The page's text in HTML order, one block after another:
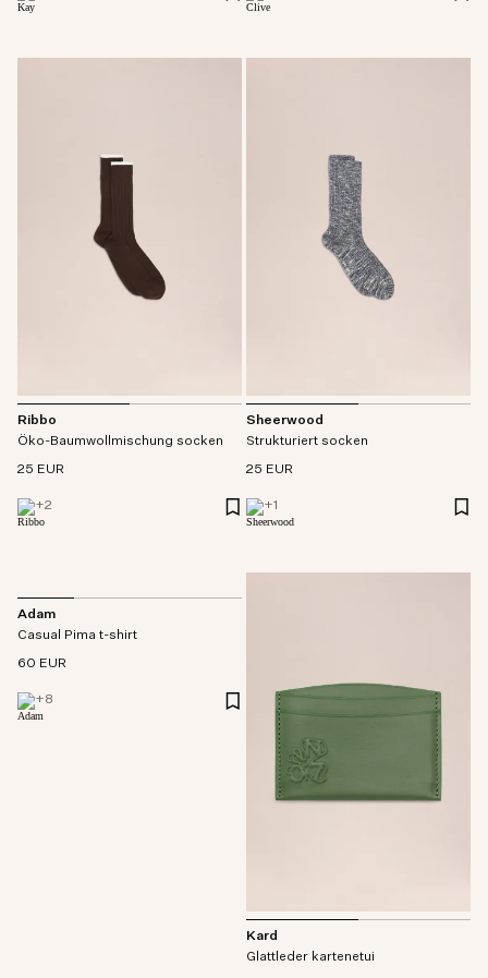
Ribbo
Öko-Baumwollmischung socken
25 EUR
+2
Sheerwood
Strukturiert socken
25 EUR
+1
Adam
Casual Pima t-shirt
60 EUR
+8
Kard
Glattleder kartenetui